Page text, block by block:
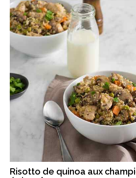
Risotto de quinoa aux